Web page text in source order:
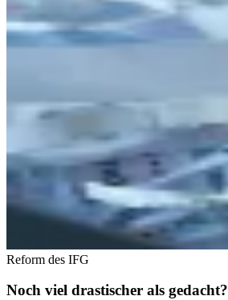
Reform des IFG
Noch viel drastischer als gedacht?